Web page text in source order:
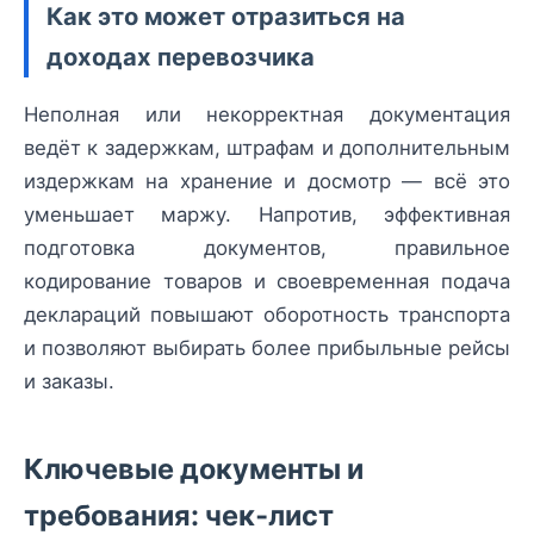
Как это может отразиться на
доходах перевозчика
Неполная или некорректная документация
ведёт к задержкам, штрафам и дополнительным
издержкам на хранение и досмотр — всё это
уменьшает маржу. Напротив, эффективная
подготовка документов, правильное
кодирование товаров и своевременная подача
деклараций повышают оборотность транспорта
и позволяют выбирать более прибыльные рейсы
и заказы.
Ключевые документы и
требования: чек‑лист